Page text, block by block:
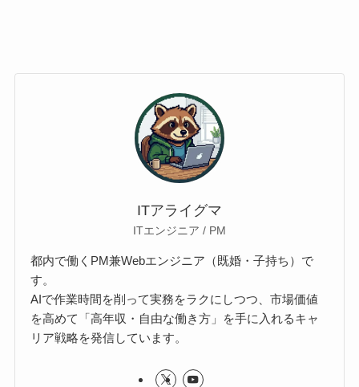
ITアライグマ
ITエンジニア / PM
都内で働くPM兼Webエンジニア（既婚・子持ち）で
す。
AIで作業時間を削って実務をラクにしつつ、市場価値
を高めて「高年収・自由な働き方」を手に入れるキャ
リア戦略を発信しています。